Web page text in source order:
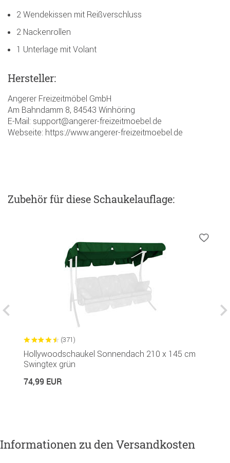
2 Wendekissen mit Reißverschluss
2 Nackenrollen
1 Unterlage mit Volant
Hersteller:
Angerer Freizeitmöbel GmbH
Am Bahndamm 8, 84543 Winhöring
E-Mail: support@angerer-freizeitmoebel.de
Webseite: https://www.angerer-freizeitmoebel.de
Zubehörfür diese Schaukelauflage:
(371)
Hollywoodschaukel Sonnendach 210 x 145 cm
Swingtex grün
74,99 EUR
Informationen zu den Versandkosten